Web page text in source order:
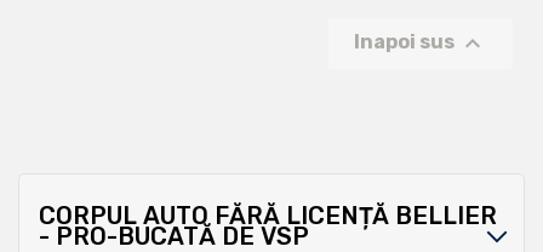
Inapoi sus 
CORPUL AUTO FĂRĂ LICENȚĂ BELLIER
- PRO-BUCATĂ DE VSP